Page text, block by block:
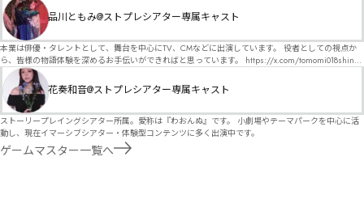
身でも作品制作を行っているので、作家さんが作品に込めた想いや意図を大切にしながら、その作
品の魅力をお客様に届けられるような公演を心がけています。 参加してくださる皆様がどんなエン
ディングを迎えるのか、どんな物語が生まれるのかを想像しながら、公演を進めていく時間が本当
に大好きです！ 対応可能作品は、オフライン（対面）作品のみとなります。 得意分野をひとつ挙げ
るなら恋愛もの（恋愛要素を含むシナリオ）ですが、ファンタジー、デスゲーム、青春ものなど、
ジャンルを問わず幅広く対応可能です！お任せください！ 《所属団体・店舗》 ★ Lanbelysma -ラン
ビリズマ- (代表・制作・GM) ★ ストーリープレイングシアター (GM) ★ フィネガンズ ウェイク
(GM)
品川ともみ@ストプレシアター専属キャスト
本業は俳優・タレントとして、舞台を中心にTV、CMなどに出演しています。 役者としての視点か
ら、皆様の物語体験を深めるお手伝いができればと思っています。 https://x.com/tomomi018shin?
s=11 活動内容はSNSにて投稿しています。 SPT所属。 ストーリープレイングシアター「星詠みの
標」にてGMデビュー。 ボードゲーム×体感型演劇 イマーシブカフェ「コアクト」(不定期開催)出
演中。
花奏和音@ストプレシアター専属キャスト
ストーリープレイングシアター所属。愛称は『わおんぬ』です。 小劇場やテーマパークを中心に活
動し、現在イマーシブシアター・体験型コンテンツに多く出演中です。
ゲームマスター一覧へ